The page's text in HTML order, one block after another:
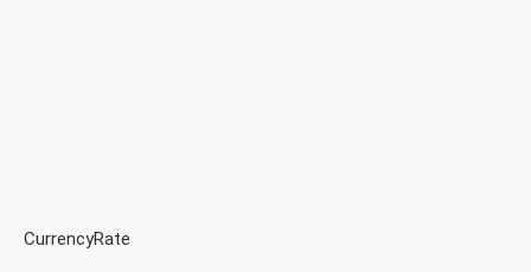
CurrencyRate